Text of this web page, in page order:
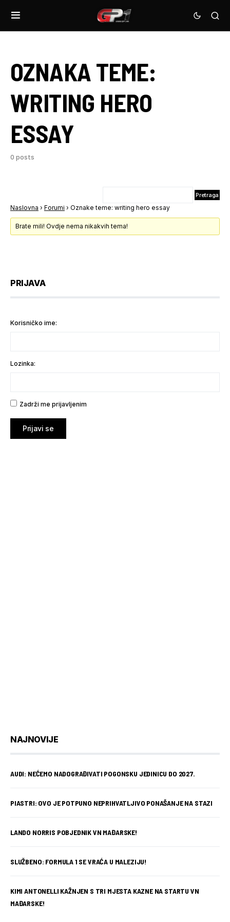
OZNAKA TEME:
WRITING HERO
ESSAY
0 posts
Naslovna › Forumi › Oznake teme: writing hero essay
Brate mili! Ovdje nema nikakvih tema!
PRIJAVA
Korisničko ime:
Lozinka:
Zadrži me prijavljenim
Prijavi se
NAJNOVIJE
AUDI: NEĆEMO NADOGRAĐIVATI POGONSKU JEDINICU DO 2027.
PIASTRI: OVO JE POTPUNO NEPRIHVATLJIVO PONAŠANJE NA STAZI
LANDO NORRIS POBJEDNIK VN MAĐARSKE!
SLUŽBENO: FORMULA 1 SE VRAĆA U MALEZIJU!
KIMI ANTONELLI KAŽNJEN S TRI MJESTA KAZNE NA STARTU VN
MAĐARSKE!